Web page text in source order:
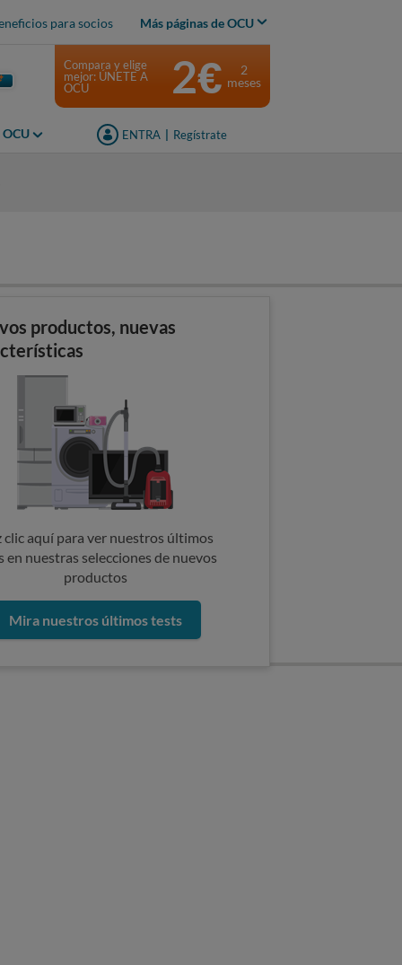
para socios Más páginas de OCU
ENTRA Regístrate
Compara y elige
mejor: ÚNETE A
OCU
2€
2
meses
productos, nuevas
clic aquí para ver nuestros últimos
en nuestras selecciones de nuevos
productos
Mira nuestros últimos tests